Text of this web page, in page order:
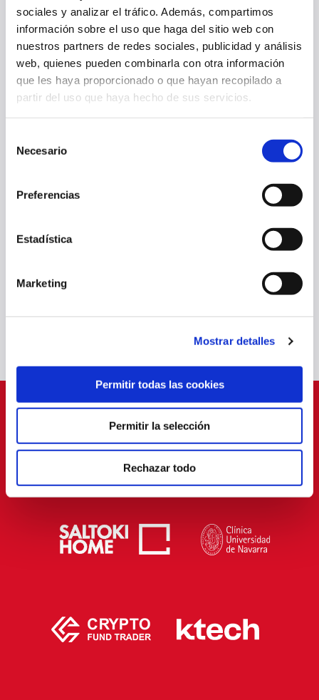
sociales y analizar el tráfico. Además, compartimos
información sobre el uso que haga del sitio web con
nuestros partners de redes sociales, publicidad y análisis
web, quienes pueden combinarla con otra información
que les haya proporcionado o que hayan recopilado a
partir del uso que haya hecho de sus servicios.
Necesario
Preferencias
Estadística
Marketing
Mostrar detalles
Permitir todas las cookies
Permitir la selección
Rechazar todo
EL HUESCA
OTRAS 26 jul. 2025
23 jul. 2025